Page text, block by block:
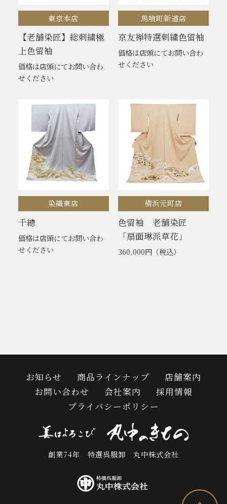
東京本店
【老舗染匠】総刺繍極
上色留袖
価格は店頭にてお問い合わ
せください
馬喰町新道店
京友禅特選刺繍色留袖
価格は店頭にてお問い合わ
せください
染織東店
千總
価格は店頭にてお問い合わ
せください
横浜元町店
色留袖 老舗染匠
「扇面琳派草花」
360,000円（税込）
お知らせ 商品ラインナップ
店舗案内
お問い合わせ
会社案内
採用情報
プライバシーポリシー
創業74年 特選呉服卸 丸中株式会社